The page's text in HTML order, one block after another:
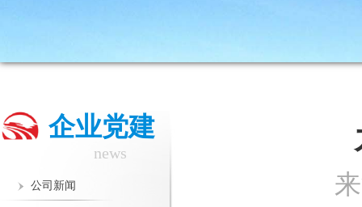
企业党建
news
公司新闻